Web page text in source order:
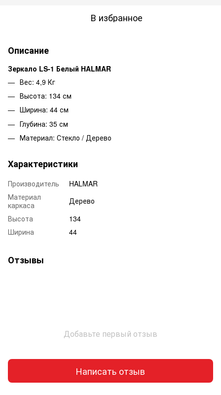
В избранное
Описание
Зеркало LS-1 Белый HALMAR
Вес: 4,9 Кг
Высота: 134 см
Ширина: 44 см
Глубина: 35 см
Материал: Стекло / Дерево
Характеристики
Производитель
HALMAR
Материал
каркаса
Дерево
Высота
134
Ширина
44
Отзывы
Добавьте первый отзыв
Написать отзыв